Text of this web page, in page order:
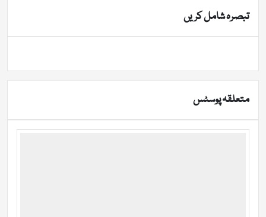
تبصرہ شامل کریں
متعلقہ پوسٹس